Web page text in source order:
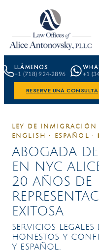
Skip to content
LLÁMENOS
+1 (718) 924-2896 +1
RESERVE UNA CONSULTA
LEY DE INMIGRACIÓN
ENGLISH · ESPAÑOL
ABOGADA
EN NYC
20 AÑOS DE
EXITOSA
SERVICIOS
HONESTOS Y
Y ESPAÑOL.